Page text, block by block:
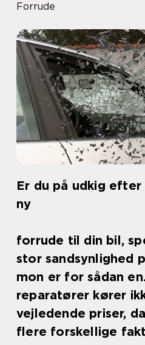
Forrude
Er du på udkig efter
ny
forrude til din bil,
stor sandsynlighed
mon er for sådan
reparatører kører
vejledende priser,
flere forskellige